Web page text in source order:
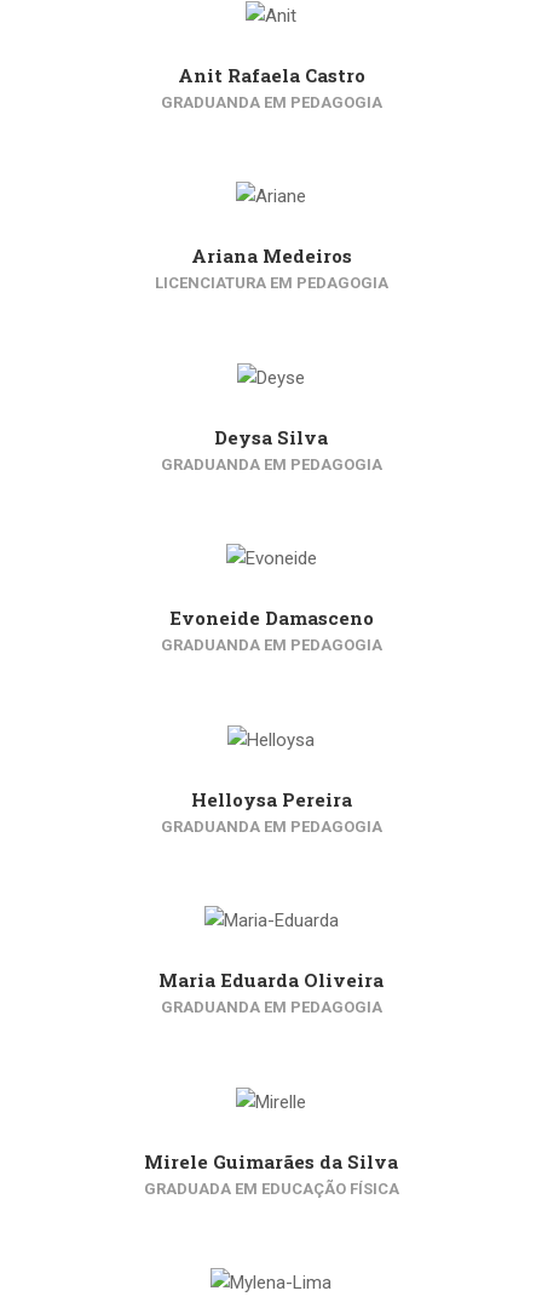
Anit Rafaela Castro
GRADUANDA EM PEDAGOGIA
Ariana Medeiros
LICENCIATURA EM PEDAGOGIA
Deysa Silva
GRADUANDA EM PEDAGOGIA
Evoneide Damasceno
GRADUANDA EM PEDAGOGIA
Helloysa Pereira
GRADUANDA EM PEDAGOGIA
Maria Eduarda Oliveira
GRADUANDA EM PEDAGOGIA
Mirele Guimarães da Silva
GRADUADA EM EDUCAÇÃO FÍSICA